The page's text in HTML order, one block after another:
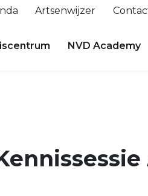
Artsenwijzer
NVD Academy